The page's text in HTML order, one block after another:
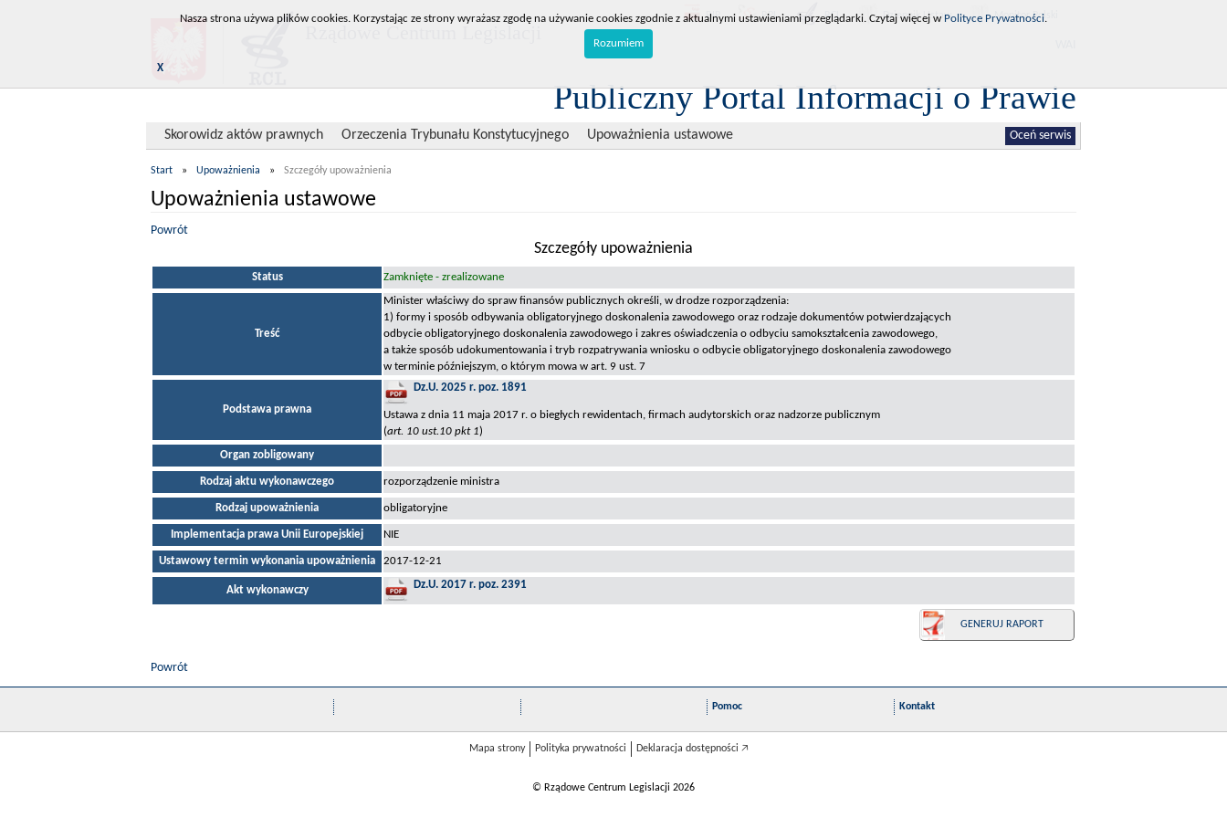
BIP RPL RCL Dziennik Ustaw Monitor Polski
Publiczny Portal Informacji o Prawie
Skorowidz aktów prawnych Orzeczenia Trybunału Konstytucyjnego Upoważnienia ustawowe Oceń serwis
Start » Upoważnienia » Szczegóły upoważnienia
Upoważnienia ustawowe
Powrót
Szczegóły upoważnienia
Status Zamknięte - zrealizowane
Treść
Minister właściwy do spraw finansów publicznych określi, w drodze rozporządzenia:
1) formy i sposób odbywania obligatoryjnego doskonalenia zawodowego oraz rodzaje dokumentów potwierdzających
odbycie obligatoryjnego doskonalenia zawodowego i zakres oświadczenia o odbyciu samokształcenia zawodowego,
a także sposób udokumentowania i tryb rozpatrywania wniosku o odbycie obligatoryjnego doskonalenia zawodowego
w terminie późniejszym, o którym mowa w art. 9 ust. 7
Podstawa prawna
Dz.U. 2025 r. poz. 1891
Ustawa z dnia 11 maja 2017 r. o biegłych rewidentach, firmach audytorskich oraz nadzorze publicznym
(art. 10 ust.10 pkt 1)
Organ zobligowany
Rodzaj aktu wykonawczego rozporządzenie ministra
Rodzaj upoważnienia obligatoryjne
Implementacja prawa Unii Europejskiej NIE
Ustawowy termin wykonania upoważnienia 2017-12-21
Akt wykonawczy Dz.U. 2017 r. poz. 2391
GENERUJ RAPORT
Powrót
Pomoc Kontakt
Mapa strony Polityka prywatności Deklaracja dostępności 🡥
© Rządowe Centrum Legislacji 2026
Nasza strona używa plików cookies. Korzystając ze strony wyrażasz zgodę na używanie cookies zgodnie z aktualnymi ustawieniami przeglądarki. Czytaj więcej w Polityce Prywatności.
Rozumiem
X